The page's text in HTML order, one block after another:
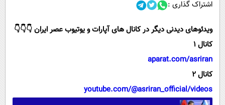
اشتراک گذاری :
ویدئوهای دیدنی دیگر در کانال های آپارات و یوتیوب عصر ایران 👇👇👇
کانال 1
aparat.com/asriran
کانال 2
youtube.com/@asriran_official/videos